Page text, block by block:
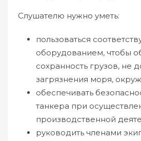
Слушателю нужно уметь:
пользоваться
оборудованием, чтобы
сохранность грузов, не
загрязнения моря,
обеспечивать
танкера при
производственной
руководить членами